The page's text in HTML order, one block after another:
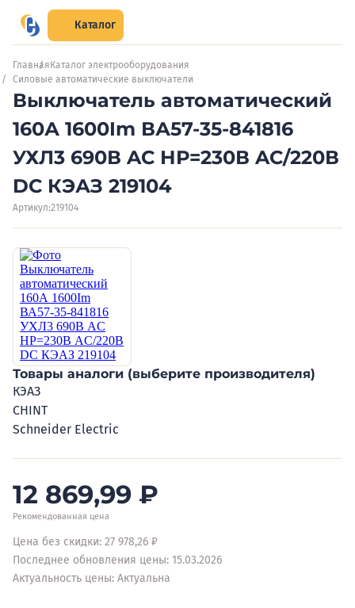
Каталог
Главная Каталог электрооборудования
Силовые автоматические выключатели
Выключатель автоматический
160А 1600Im ВА57-35-841816
УХЛ3 690В AC НР=230В AC/220В
DC КЭАЗ 219104
Артикул:219104
Товары аналоги (выберите производителя)
КЭАЗ
CHINT
Schneider Electric
12 869,99 ₽
Рекомендованная цена
Цена без скидки: 27 978,26 ₽
Последнее обновления цены: 15.03.2026
Актуальность цены: Актуальна